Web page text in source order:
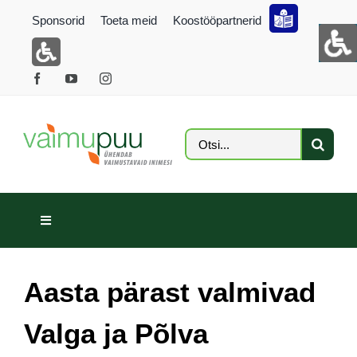
content
Sponsorid Toeta meid Koostööpartnerid
Search
for:
Toggle
GALERII
FOTOKONKURSS
Aasta pärast valmivad
Valga ja Põlva